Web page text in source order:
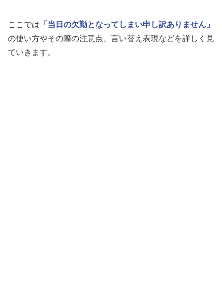
ここでは 「当日の欠勤となってしまい申し訳ありません」
の使い方やその際の注意点、言い替え表現などを詳しく見
ていきます。